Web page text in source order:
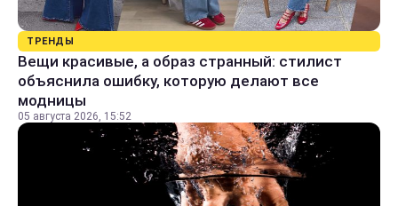
ТРЕНДЫ
Вещи красивые, а образ странный: стилист
объяснила ошибку, которую делают все
модницы
05 августа 2026, 15:52